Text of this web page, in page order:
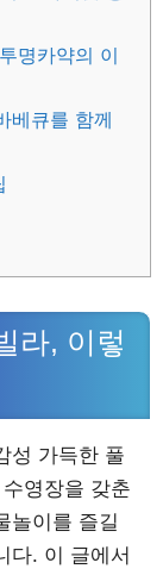
명카약의 이
베큐를 함께
라, 이렇
성 가득한 풀
영장을 갖춘
놀이를 즐길
다. 이 글에서